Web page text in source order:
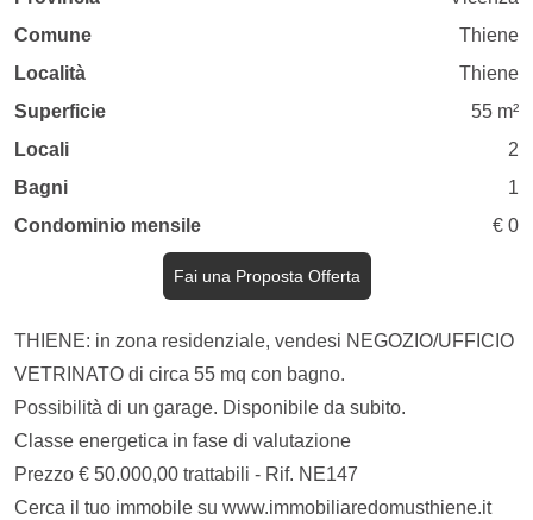
Comune
Thiene
Località
Thiene
Superficie
55 m²
Locali
2
Bagni
1
Condominio mensile
€ 0
Fai una Proposta Offerta
THIENE: in zona residenziale, vendesi NEGOZIO/UFFICIO
VETRINATO di circa 55 mq con bagno.
Possibilità di un garage. Disponibile da subito.
Classe energetica in fase di valutazione
Prezzo € 50.000,00 trattabili - Rif. NE147
Cerca il tuo immobile su www.immobiliaredomusthiene.it